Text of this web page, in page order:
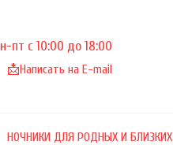
пт с 10:00 до 18:00
📩Написать на E-mail
НОЧНИКИ ДЛЯ РОДНЫХ И БЛИЗКИХ